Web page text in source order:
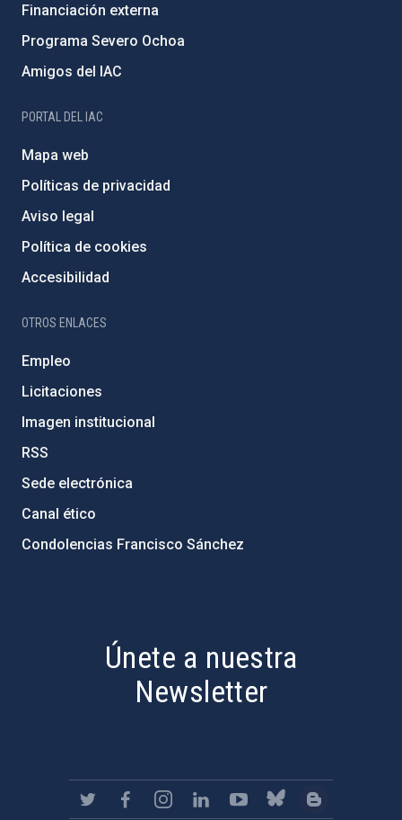
Financiación externa
Programa Severo Ochoa
Amigos del IAC
PORTAL DEL IAC
Mapa web
Políticas de privacidad
Aviso legal
Política de cookies
Accesibilidad
OTROS ENLACES
Empleo
Licitaciones
Imagen institucional
RSS
Sede electrónica
Canal ético
Condolencias Francisco Sánchez
Únete a nuestra
Newsletter